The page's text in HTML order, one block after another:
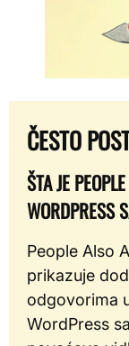
ČESTO
ŠTA JE
WORDPRESS
People Also
prikazuje
odgovorima
WordPress